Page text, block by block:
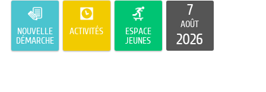
NOUVELLE
DÉMARCHE
ACTIVITÉS
ESPACE
JEUNES
7
AOÛT
2026